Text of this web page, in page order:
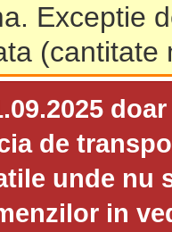
Exceptie
(cantitate
de
unde nu
in